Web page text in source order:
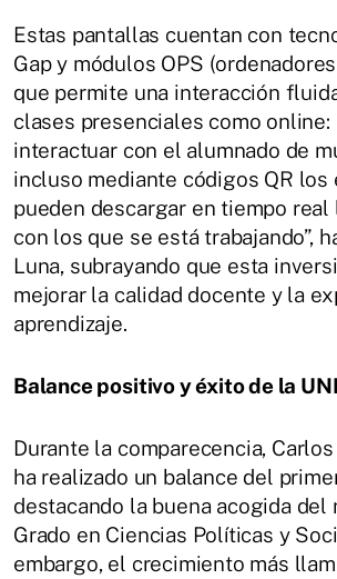
Estas pantallas cuentan con
Gap y módulos OPS
que permite una interacción
clases presenciales como online:
interactuar con el alumnado de
incluso mediante códigos QR los
pueden descargar en tiempo
con los que se está trabajando”,
Luna, subrayando que esta
mejorar la calidad docente y la
aprendizaje.
Balance positivo y éxito de la
Durante la comparecencia,
ha realizado un balance del
destacando la buena acogida del
Grado en Ciencias Políticas y
embargo, el crecimiento más